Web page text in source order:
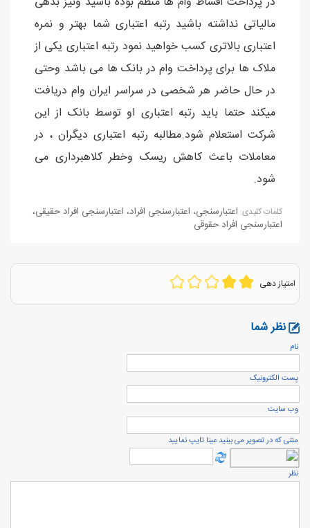
مالیاتی نداشته باشید رتبه اعتباری شما بهتر و نمره
اعتباری بالاتری کسب خواهید نمود رتبه اعتباری یکی از
ملاک ها برای پرداخت وام در بانک ها می باشد وحتی
در حال حاضر هر شخصی در سراسر ایران وام دریافت
میکند حتما باید رتبه اعتباری او توسط بانک از این
شرکت استعلام شود.مطالبه رتبه اعتباری دیگران ، در
معاملات باعث کاهش ریسک وخطر کلاهبرداری می
شود.
كلمات كليدی: اعتبارسنجی، اعتبارسنجی افراد، اعتبارسنجی افراد حقیقی،
اعتبارسنجی افراد حقوقی
امتیاز دهی
نظر شما
نام
پست الكترونيک
وب سایت
متنی که در تصویر می بینید عینا تایپ نمایید
نظر